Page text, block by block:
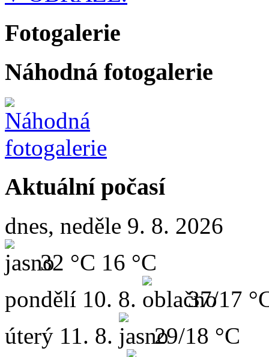
Fotogalerie
Náhodná fotogalerie
Aktuální počasí
dnes, neděle 9. 8. 2026
32 °C 16 °C
pondělí 10. 8.
37/17
úterý 11. 8.
29/18 °C